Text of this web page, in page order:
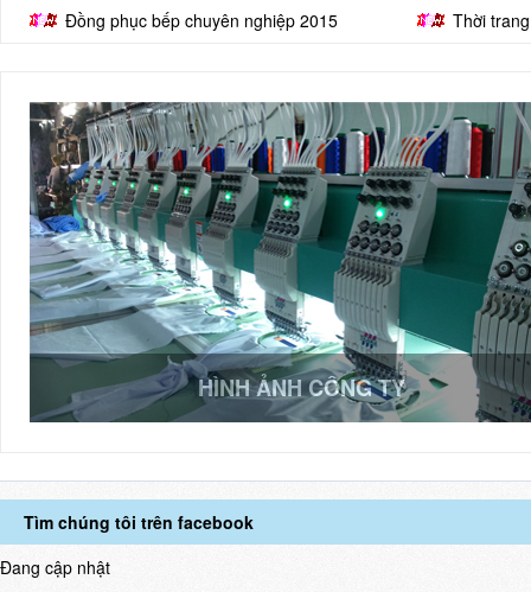
Đồng phục bếp chuyên nghiệp 2015
Thời
HÌNH ẢNH CÔNG TY
Tìm chúng tôi trên facebook
Đang cập nhật